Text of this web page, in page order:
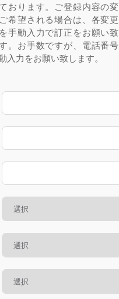
おります。ご登録内容の変
希望される場合は、各変更
手動入力で訂正をお願い致
。お手数ですが、電話番号
入力をお願い致します。